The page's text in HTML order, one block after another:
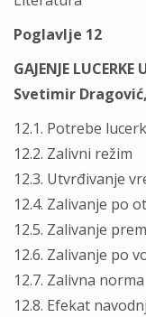
Poglavlje 12
GAJENJE
Svetimir
12.1. Potrebe
12.2. Zalivni režim
12.3. Utvrđivanje
12.4. Zalivanje po
12.5. Zalivanje
12.6. Zalivanje po
12.7. Zalivna norma
12.8. Efekat